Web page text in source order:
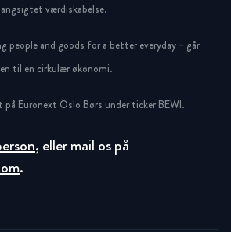
værdiskabelse.
people and goods for a better everyday – går
til en cirkulær økonomi.
Euronext Oslo Børs under ticker BEWI.
, eller mail os på
.